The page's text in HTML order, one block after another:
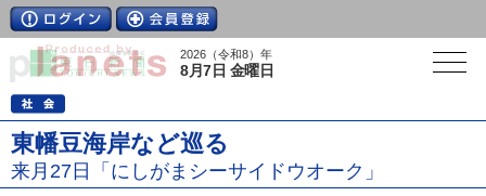
2026（令和8）年
8月7日 金曜日
東幡豆海岸など巡る
来月27日「にしがまシーサイドウオーク」